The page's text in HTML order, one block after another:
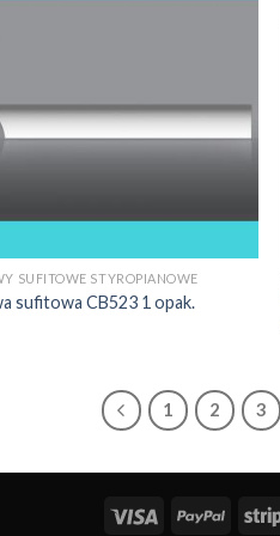
SUFITOWE STYROPIANOWE
sufitowa CB523 1 opak.
1 2 3